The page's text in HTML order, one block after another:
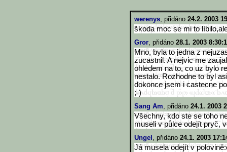
werenys, přidáno 24.2. 2003
škoda moc se mi to
Gror, přidáno 28.1. 2003
Mno, byla to jedna z
zucastnil. A nejvic me
ohledem na to, co uz bylo
nestalo. Rozhodne to byl
dokonce jsem i castecne
;-)
Sang Am, přidáno 24.1. 2003
Všechny, kdo ste se toho
museli v půlce odejít pryč,
Ungel , přidáno 24.1. 2003
Já musela odejít v